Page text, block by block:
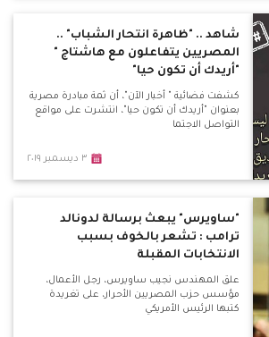
شاهد .. "ظاهرة انتحار الشباب" ..
المصريين يتفاعلون مع هاشتاج "
"أريدك أن تكون حيا"
كشفت فضائية " أخبار الآن"، أن ثمة مبادرة مصرية
بعنوان "أريدك أن تكون حيا"، انتشرت على مواقع
التواصل الاجتما
٣ ديسمبر ٢٠١٩
"ساويرس" يبعث برسالة لدونالد
ترامب : تشعر بالخوف بسبب
الانتخابات المقبلة
علق المهندس نجيب ساويرس، رجل الأعمال،
مؤسس حزب المصريين الأحرار، على تغريدة
كتبها الرئيس الأمريكي